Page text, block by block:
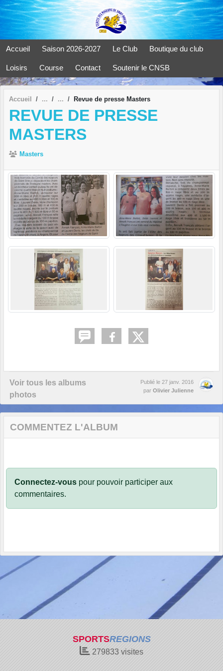
Accueil Saison 2026-2027 Le Club Boutique du club
Loisirs Course Contact Soutenir le CNSB
Accueil Revue de presse Masters
REVUE DE PRESSE
MASTERS
Masters
Voir tous les albums
photos
Publié le 27 janv. 2016
par Olivier Julienne
COMMENTEZ L'ALBUM
Connectez-vous pour pouvoir participer aux
commentaires.
SPORTSREGIONS
279833 visites
Panneau de gestion des cookies